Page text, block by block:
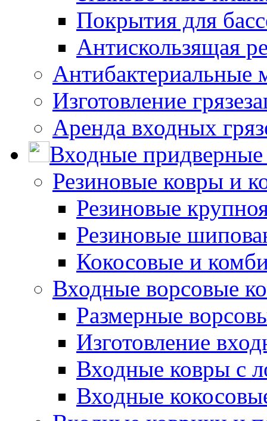
Покрытия для
Антискользящая
Антибактериальные
Изготовление
Аренда входных
Входные
Резиновые ковры и
Резиновые
Резиновые
Кокосовые и
Входные ворсовые
Размерные
Изготовление
Входные ковры с
Входные